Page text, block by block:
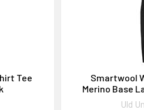
Tee
Smartwool
Merino Base
Uld